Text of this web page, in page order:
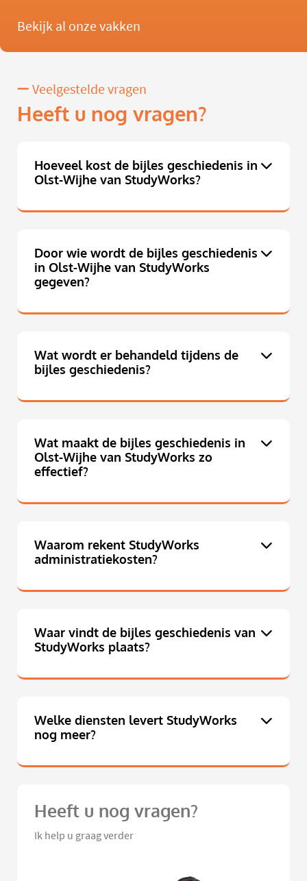
Bekijk al onze vakken
Veelgestelde vragen
Heeft u nog vragen?
Hoeveel kost de bijles geschiedenis in
Olst-Wijhe van StudyWorks?
Door wie wordt de bijles geschiedenis
in Olst-Wijhe van StudyWorks
gegeven?
Wat wordt er behandeld tijdens de
bijles geschiedenis?
Wat maakt de bijles geschiedenis in
Olst-Wijhe van StudyWorks zo
effectief?
Waarom rekent StudyWorks
administratiekosten?
Waar vindt de bijles geschiedenis van
StudyWorks plaats?
Welke diensten levert StudyWorks
nog meer?
Heeft u nog vragen?
Ik help u graag verder